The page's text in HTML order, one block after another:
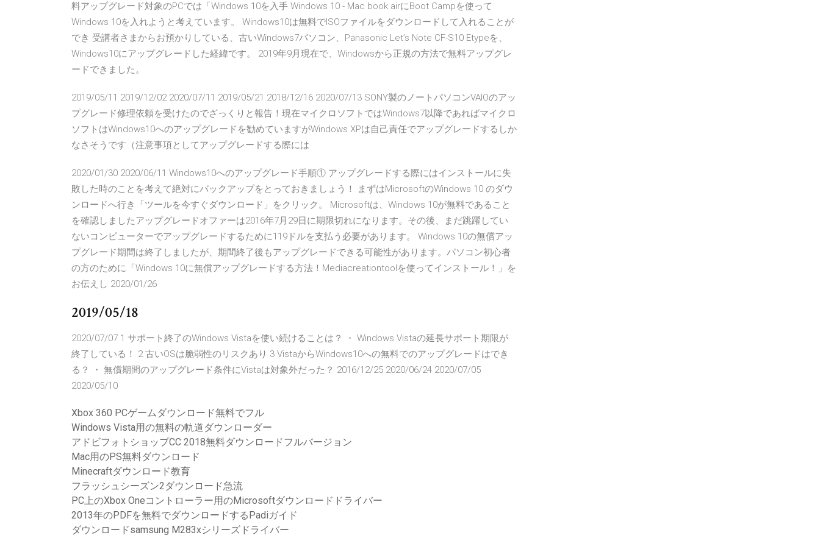
料アップグレード対象のPCでは「Windows 10を入手 Windows 10 - Mac book airにBoot Campを使って
Windows 10を入れようと考えています。 Windows10は無料でISOファイルをダウンロードして入れることが
でき 受講者さまからお預かりしている、古いWindows7パソコン、Panasonic Let’s Note CF-S10 Etypeを、
Windows10にアップグレードした経緯です。 2019年9月現在で、Windowsから正規の方法で無料アップグレ
ードできました。
2019/05/11 2019/12/02 2020/07/11 2019/05/21 2018/12/16 2020/07/13 SONY製のノートパソコンVAIOのアッ
プグレード修理依頼を受けたのでざっくりと報告！現在マイクロソフトではWindows7以降であればマイクロ
ソフトはWindows10へのアップグレードを勧めていますがWindows XPは自己責任でアップグレードするしか
なさそうです（注意事項としてアップグレードする際には
2020/01/30 2020/06/11 Windows10へのアップグレード手順① アップグレードする際にはインストールに失
敗した時のことを考えて絶対にバックアップをとっておきましょう！ まずはMicrosoftのWindows 10 のダウ
ンロードへ行き「ツールを今すぐダウンロード」をクリック。 Microsoftは、Windows 10が無料であること
を確認しましたアップグレードオファーは2016年7月29日に期限切れになります。その後、まだ跳躍してい
ないコンピューターでアップグレードするために119ドルを支払う必要があります。 Windows 10の無償アッ
プグレード期間は終了しましたが、期間終了後もアップグレードできる可能性があります。パソコン初心者
の方のために「Windows 10に無償アップグレードする方法！Mediacreationtoolを使ってインストール！」を
お伝えし 2020/01/26
2019/05/18
2020/07/07 1 サポート終了のWindows Vistaを使い続けることは？ ・ Windows Vistaの延長サポート期限が
終了している！ 2 古いOSは脆弱性のリスクあり 3 VistaからWindows10への無料でのアップグレードはでき
る？ ・ 無償期間のアップグレード条件にVistaは対象外だった？ 2016/12/25 2020/06/24 2020/07/05
2020/05/10
Xbox 360 PCゲームダウンロード無料でフル
Windows Vista用の無料の軌道ダウンローダー
アドビフォトショップCC 2018無料ダウンロードフルバージョン
Mac用のPS無料ダウンロード
Minecraftダウンロード教育
フラッシュシーズン2ダウンロード急流
PC上のXbox Oneコントローラー用のMicrosoftダウンロードドライバー
2013年のPDFを無料でダウンロードするPadiガイド
ダウンロードsamsung M283xシリーズドライバー